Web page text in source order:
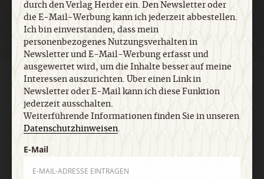
AGB und Widerrufsbelehrung Datenschutz
Barrierefreiheit
Impressum
Vertrag widerrufen
durch den Verlag Herder ein. Den Newsletter oder
die E-Mail-Werbung kann ich jederzeit abbestellen.
Ich bin einverstanden, dass mein
personenbezogenes Nutzungsverhalten in
Newsletter und E-Mail-Werbung erfasst und
ausgewertet wird, um die Inhalte besser auf meine
Interessen auszurichten. Über einen Link in
Newsletter oder E-Mail kann ich diese Funktion
jederzeit ausschalten.
Weiterführende Informationen finden Sie in unseren
Datenschutzhinweisen.
E-Mail